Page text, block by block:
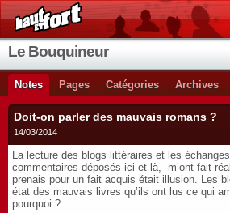
Le Bouquineur
Notes Pages Catégories Archives
Doit-on parler des mauvais romans ?
14/03/2014
La lecture des blogs littéraires et les
commentaires déposés ici et là, m’ont fait
prenais pour un fait acquis était illusion. Les
état des mauvais livres qu’ils ont lus ce qui
pourquoi ?